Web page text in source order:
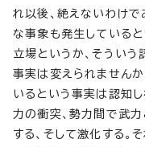
れ以後、絶えないわけで
な事象も発生している
立場というか、そういう
事実は変えられません
いるという事実は認知
力の衝突、勢力間で武
する、そして激化する。